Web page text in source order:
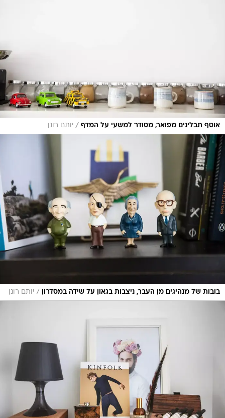
אוסף תבלינים מפואר, מסודר למשעי על המדף / יותם רונן
בובות של מנהיגים מן העבר, ניצבות בגאון על שידה במסדרון / יותם רונן